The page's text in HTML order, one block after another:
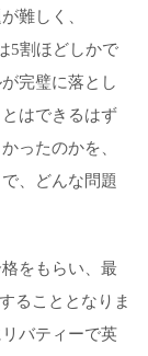
難しく、
5割ほどしかで
完璧に落とし
はできるはず
ったのかを、
、どんな問題
をもらい、最
ることとなりま
バティーで英